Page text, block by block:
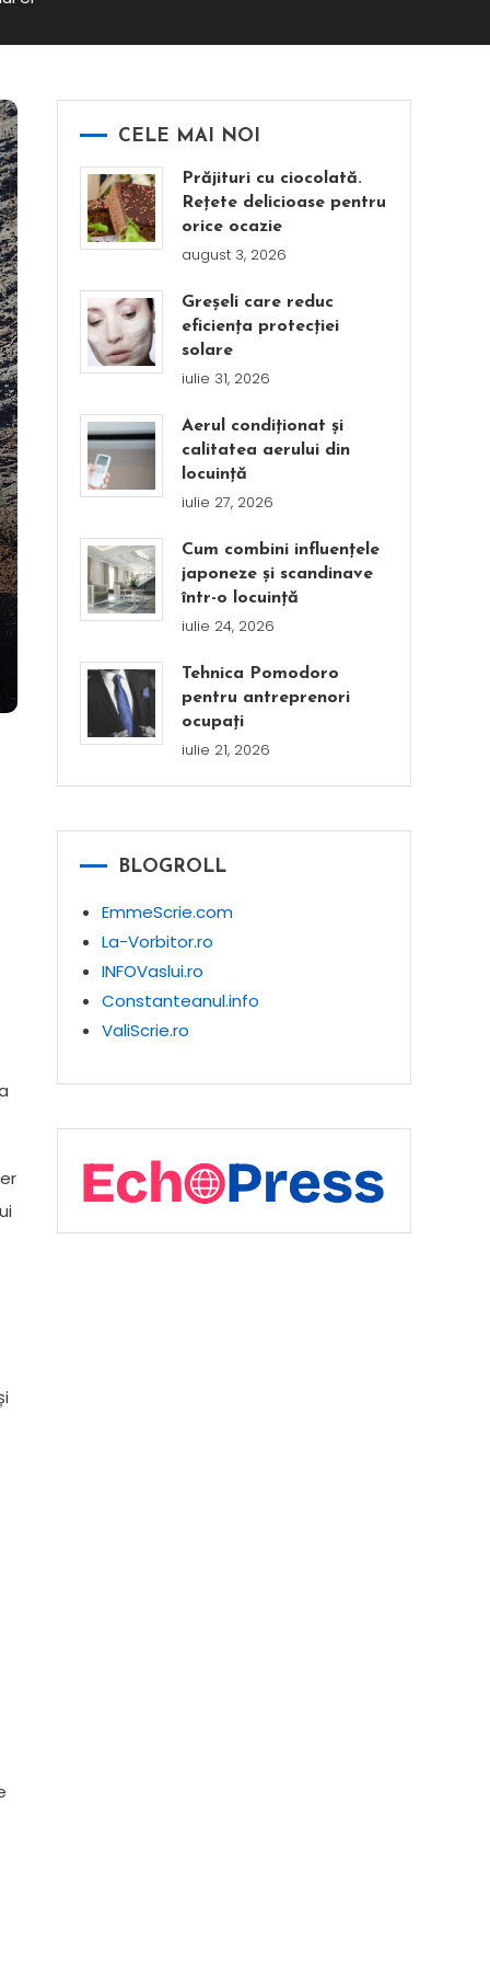
CELE MAI NOI
Prăjituri cu ciocolată.
Rețete delicioase pentru
orice ocazie
august 3, 2026
Greșeli care reduc
eficiența protecției
solare
iulie 31, 2026
Aerul condiționat și
calitatea aerului din
locuință
iulie 27, 2026
Cum combini influențele
japoneze și scandinave
într-o locuință
iulie 24, 2026
Tehnica Pomodoro
pentru antreprenori
ocupați
iulie 21, 2026
BLOGROLL
EmmeScrie.com
La-Vorbitor.ro
INFOVaslui.ro
Constanteanul.info
ValiScrie.ro